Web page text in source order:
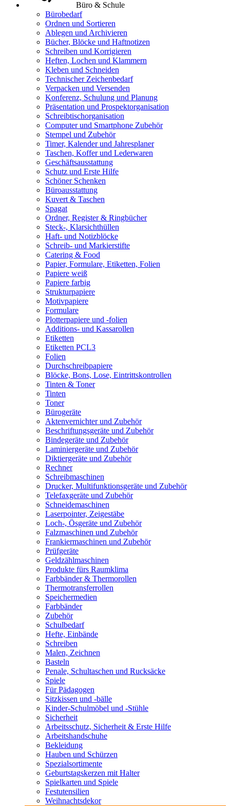
Büro & Schule
Bürobedarf
Ordnen und Sortieren
Ablegen und Archivieren
Bücher, Blöcke und Haftnotizen
Schreiben und Korrigieren
Heften, Lochen und Klammern
Kleben und Schneiden
Technischer Zeichenbedarf
Verpacken und Versenden
Konferenz, Schulung und Planung
Präsentation und Prospektorganisation
Schreibtischorganisation
Computer und Smartphone Zubehör
Stempel und Zubehör
Timer, Kalender und Jahresplaner
Taschen, Koffer und Lederwaren
Geschäftsausstattung
Schutz und Erste Hilfe
Schöner Schenken
Büroausstattung
Kuvert & Taschen
Spagat
Ordner, Register & Ringbücher
Steck-, Klarsichthüllen
Haft- und Notizblöcke
Schreib- und Markierstifte
Catering & Food
Papier, Formulare, Etiketten, Folien
Papiere weiß
Papiere farbig
Strukturpapiere
Motivpapiere
Formulare
Plotterpapiere und -folien
Additions- und Kassarollen
Etiketten
Etiketten PCL3
Folien
Durchschreibpapiere
Blöcke, Bons, Lose, Eintrittskontrollen
Tinten & Toner
Tinten
Toner
Bürogeräte
Aktenvernichter und Zubehör
Beschriftungsgeräte und Zubehör
Bindegeräte und Zubehör
Laminiergeräte und Zubehör
Diktiergeräte und Zubehör
Rechner
Schreibmaschinen
Drucker, Multifunktionsgeräte und Zubehör
Telefaxgeräte und Zubehör
Schneidemaschinen
Laserpointer, Zeigestäbe
Loch-, Ösgeräte und Zubehör
Falzmaschinen und Zubehör
Frankiermaschinen und Zubehör
Prüfgeräte
Geldzählmaschinen
Produkte fürs Raumklima
Farbbänder & Thermorollen
Thermotransferrollen
Speichermedien
Farbbänder
Zubehör
Schulbedarf
Hefte, Einbände
Schreiben
Malen, Zeichnen
Basteln
Penale, Schultaschen und Rucksäcke
Spiele
Für Pädagogen
Sitzkissen und -bälle
Kinder-Schulmöbel und -Stühle
Sicherheit
Arbeitsschutz, Sicherheit & Erste Hilfe
Arbeitshandschuhe
Bekleidung
Hauben und Schürzen
Spezialsortimente
Geburtstagskerzen mit Halter
Spielkarten und Spiele
Festutensilien
Weihnachtsdekor